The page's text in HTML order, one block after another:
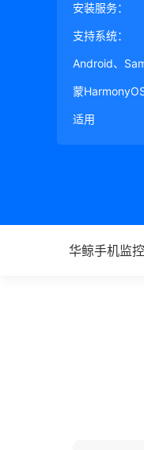
安装服务：
支持系统：
Android、
蒙
适用
华鲸手机监